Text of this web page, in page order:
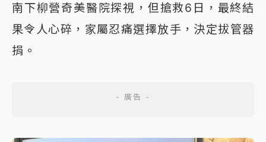
南下柳營奇美醫院探視，但搶救6日，最終結
果令人心碎，家屬忍痛選擇放手，決定拔管器
捐。